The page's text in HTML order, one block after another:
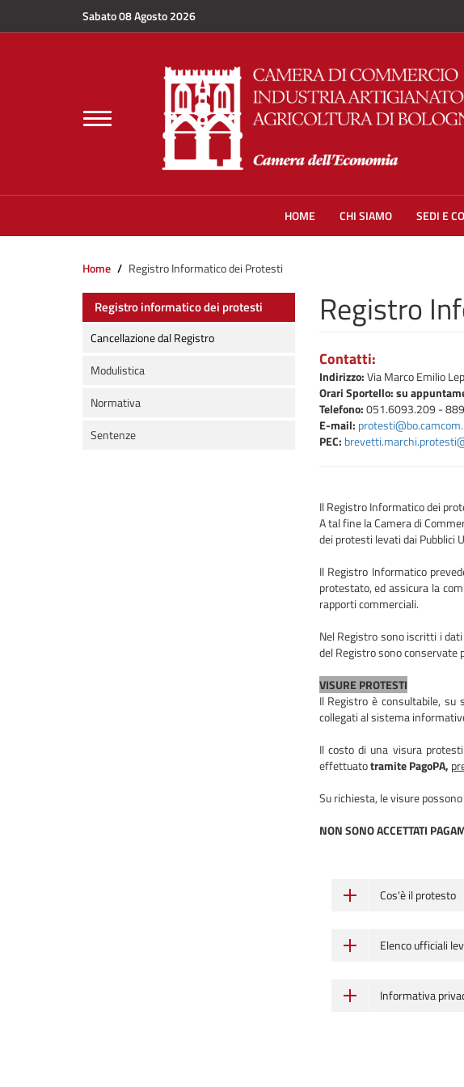
Sabato 08 Agosto 2026
Toggle
navigation
HOME CHI SIAMO SEDI E
Home Registro Informatico dei Protesti
Registro informatico dei protesti
Cancellazione dal Registro
Modulistica
Normativa
Sentenze
Registro
Contatti:
Indirizzo:Via Marco Emilio
Orari Sportello: su
Telefono:051.6093.209 -
E-mail:
PEC:
Il Registro Informatico dei
A tal fine la Camera di
dei protesti levati dai Pubblici
Il Registro Informatico
protestato, ed assicura la
rapporti commerciali.
Nel Registro sono iscritti i
del Registro sono conservate
VISURE PROTESTI
Il Registro è consultabile,
collegati al sistema
Il costo di una visura
effettuatotramite PagoPA,
Su richiesta, le visure
NON SONO ACCETTATI
Cos'è il protesto
Elenco ufficiali
Informativa